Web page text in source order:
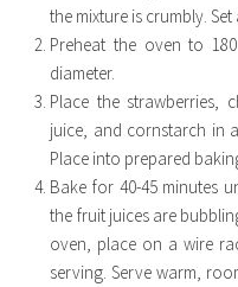
the mixture is crumbly. Set
Preheat the oven to
diameter.
Place the strawberries,
juice, and cornstarch in
Place into prepared
Bake for 40-45 minutes
the fruit juices are
oven, place on a wire
serving. Serve warm,